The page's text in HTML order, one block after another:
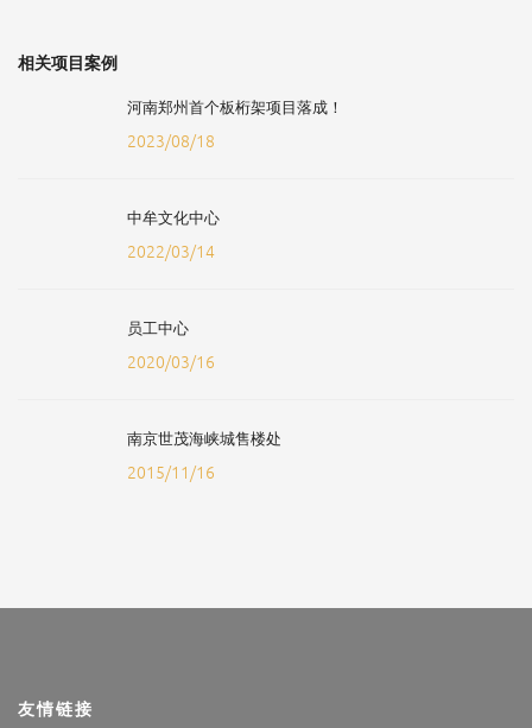
相关项目案例
河南郑州首个板桁架项目落成！
2023/08/18
中牟文化中心
2022/03/14
员工中心
2020/03/16
南京世茂海峡城售楼处
2015/11/16
友情链接